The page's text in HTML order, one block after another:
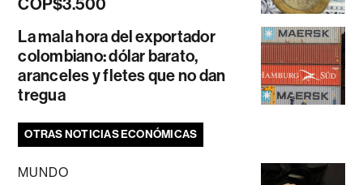
COP$3.500
La mala hora del exportador
colombiano: dólar barato,
aranceles y fletes que no dan
tregua
OTRAS NOTICIAS ECONÓMICAS
MUNDO